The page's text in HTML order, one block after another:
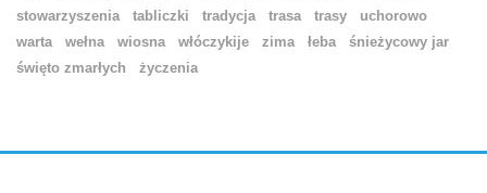
stowarzyszenia
tabliczki tradycja trasa trasy
uchorowo
warta
wełna wiosna włóczykije zima łeba
śnieżycowy jar
święto zmarłych
życzenia